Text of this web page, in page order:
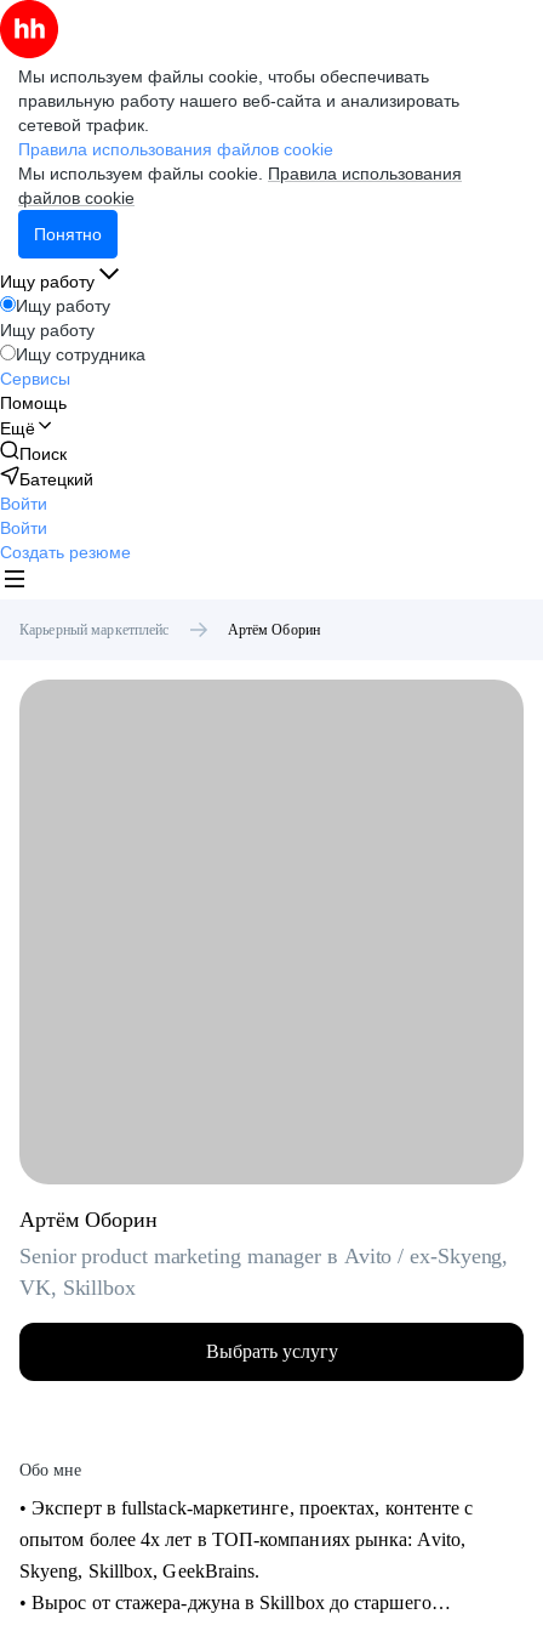
Мы используем файлы cookie, чтобы обеспечивать
правильную работу нашего веб-сайта и анализировать
сетевой трафик.
Правила использования файлов cookie
Мы используем файлы cookie. Правила использования
файлов cookie
Понятно
Ищу работу
Ищу работу
Ищу работу
Ищу сотрудника
Сервисы
Помощь
Ещё
Поиск
Батецкий
Войти
Войти
Создать резюме
Карьерный маркетплейс Артём Оборин
Артём Оборин
Senior product marketing manager в Avito / ex-Skyeng,
VK, Skillbox
Выбрать услугу
Обо мне
• Эксперт в fullstack-маркетинге, проектах, контенте с
опытом более 4х лет в ТОП-компаниях рынка: Avito,
Skyeng, Skillbox, GeekBrains.
• Вырос от стажера-джуна в Skillbox до старшего